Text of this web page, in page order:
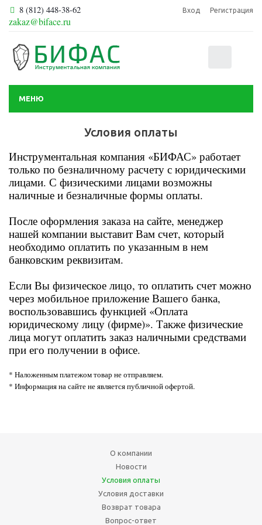
8 (812) 448-38-62
zakaz@biface.ru
Вход Регистрация
МЕНЮ
Условия оплаты
Инструментальная компания «БИФАС» работает
только по безналичному расчету с юридическими
лицами. С физическими лицами возможны
наличные и безналичные формы оплаты.
После оформления заказа на сайте, менеджер
нашей компании выставит Вам счет, который
необходимо оплатить по указанным в нем
банковским реквизитам.
Если Вы физическое лицо, то оплатить счет можно
через мобильное приложение Вашего банка,
воспользовавшись функцией «Оплата
юридическому лицу (фирме)». Также физические
лица могут оплатить заказ наличными средствами
при его получении в офисе.
* Наложенным платежом товар не отправляем.
* Информация на сайте не является публичной офертой.
О компании
Новости
Условия оплаты
Условия доставки
Возврат товара
Вопрос-ответ